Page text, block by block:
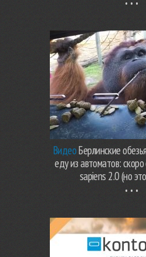
ВидеоБерлинские
еду из автоматов:
sapiens 2.0 (но